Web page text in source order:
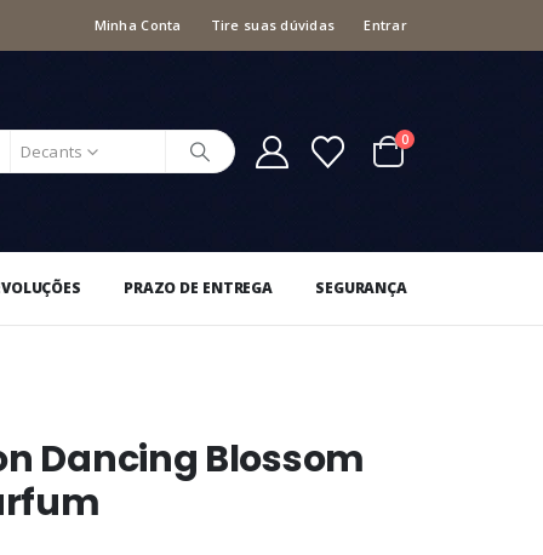
Minha Conta Tire suas dúvidas Entrar
Decants
0
PRAZO DE ENTREGA SEGURANÇA
Dancing Blossom